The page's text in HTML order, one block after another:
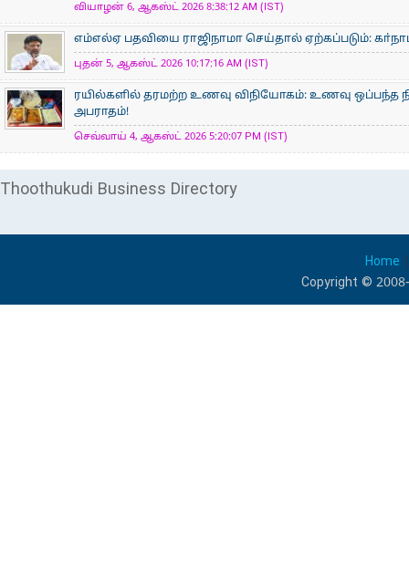
வியாழன் 6, ஆகஸ்ட் 2026 8:38:12 AM (IST)
எம்எல்ஏ பதவியை ராஜிநாமா செய்தால் ஏற்கப்படும்:
புதன் 5, ஆகஸ்ட் 2026 10:17:16 AM (IST)
ரயில்களில் தரமற்ற உணவு விநியோகம்: உணவு ஒப்பந்த
அபராதம்!
செவ்வாய் 4, ஆகஸ்ட் 2026 5:20:07 PM (IST)
Thoothukudi Business Directory
Home
Copyright ©